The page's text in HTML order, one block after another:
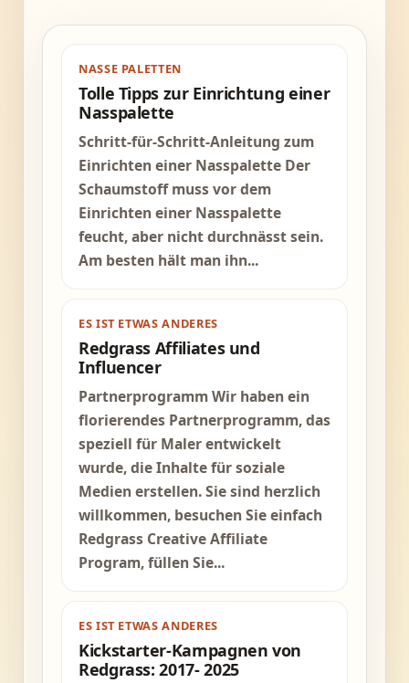
NASSE PALETTEN
Tolle Tipps zur Einrichtung einer
Nasspalette
Schritt-für-Schritt-Anleitung zum
Einrichten einer Nasspalette Der
Schaumstoff muss vor dem
Einrichten einer Nasspalette
feucht, aber nicht durchnässt sein.
Am besten hält man ihn...
ES IST ETWAS ANDERES
Redgrass Affiliates und
Influencer
Partnerprogramm Wir haben ein
florierendes Partnerprogramm, das
speziell für Maler entwickelt
wurde, die Inhalte für soziale
Medien erstellen. Sie sind herzlich
willkommen, besuchen Sie einfach
Redgrass Creative Affiliate
Program, füllen Sie...
ES IST ETWAS ANDERES
Kickstarter-Kampagnen von
Redgrass: 2017- 2025